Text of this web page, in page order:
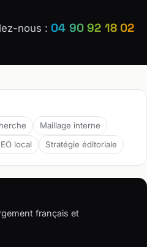
nous : 04 90 92 18 02
Maillage interne
local Stratégie éditoriale
français et